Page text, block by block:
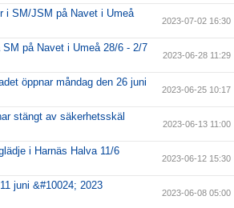
i SM/JSM på Navet i Umeå
2023-07-02 16:30
på Navet i Umeå 28/6 - 2/7
2023-06-28 11:29
öppnar måndag den 26 juni
2023-06-25 10:17
stängt av säkerhetsskäl
2023-06-13 11:00
i Harnäs Halva 11/6
2023-06-12 15:30
juni &#10024; 2023
2023-06-08 05:00